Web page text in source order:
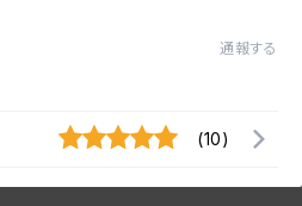
通報する
(10)